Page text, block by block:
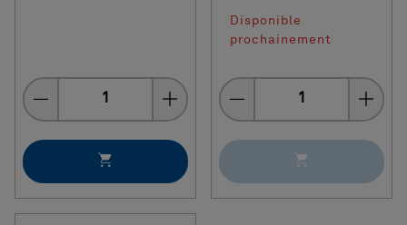
Quantity
Disponible
prochainement
Quantity